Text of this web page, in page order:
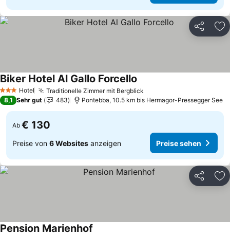
Teilen
3 SterneHotel Traditionelle Zimmer mit Bergblick
Biker Hotel Al Gallo Forcello
8,1 Sehr gut 483 Pontebba, 10.5 km bis Hermagor-Pressegger See
Ab € 130
Preise von 6 Websites anzeigen Preise sehen
Teilen
Pension Marienhof